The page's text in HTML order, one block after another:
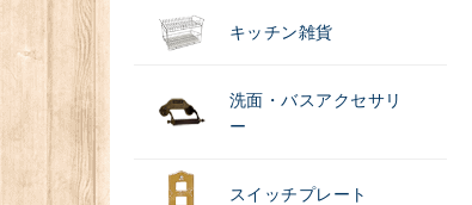
キッチン雑貨
洗面・バスアクセサリ
ー
スイッチプレート